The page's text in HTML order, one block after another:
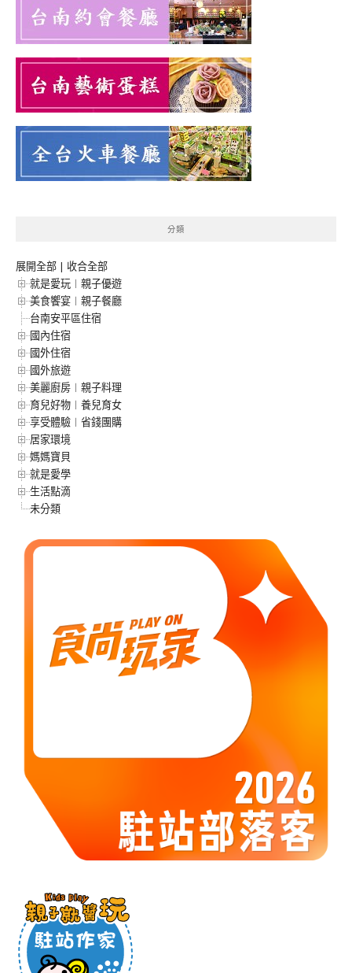
分類
展開全部 | 收合全部
就是愛玩︱親子優遊
美食饗宴︱親子餐廳
台南安平區住宿
國內住宿
國外住宿
國外旅遊
美麗廚房︱親子料理
育兒好物︱養兒育女
享受體驗︱省錢團購
居家環境
媽媽寶貝
就是愛學
生活點滴
未分類